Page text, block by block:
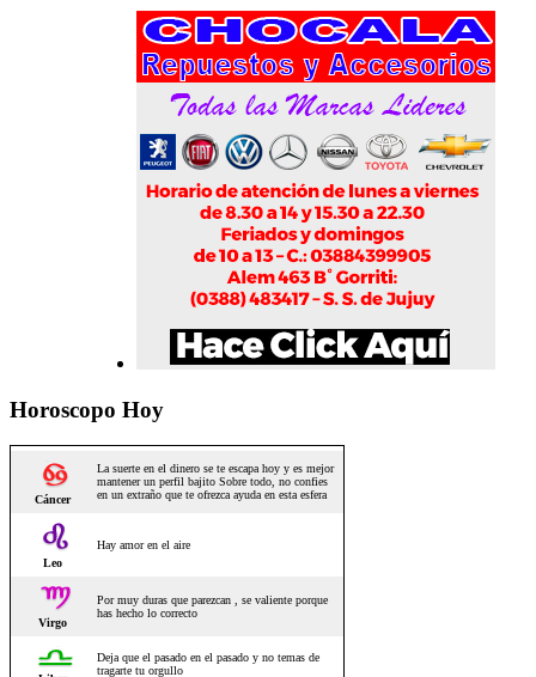
Horoscopo Hoy